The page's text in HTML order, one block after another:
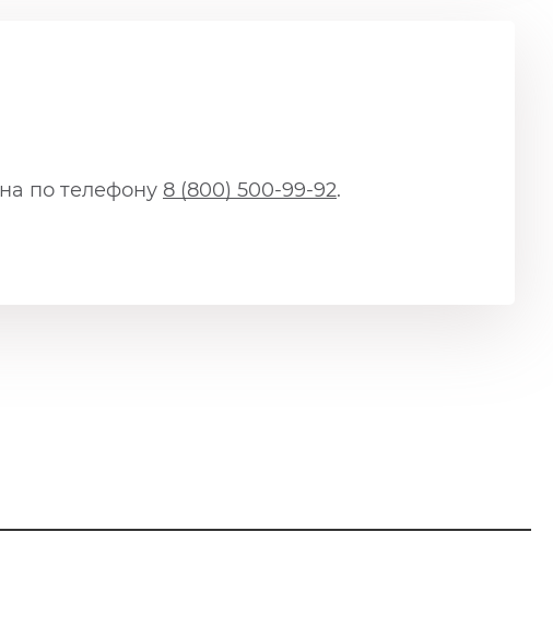
по телефону 8 (800) 500-99-92.